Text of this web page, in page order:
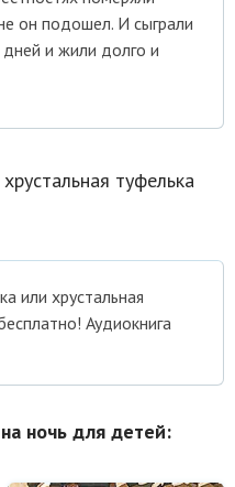
он подошел. И сыграли
дней и жили долго и
туфелька
или хрустальная
Аудиокнига
ночь для детей: